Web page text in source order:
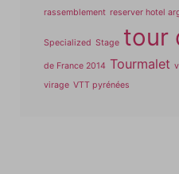
rassemblement reserver hotel
Specialized Stage tour
de France 2014 Tourmalet
virage VTT pyrénées